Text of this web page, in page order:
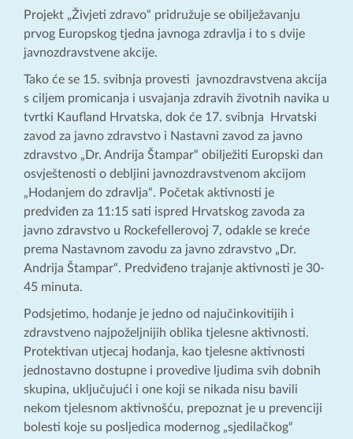
Projekt „Živjeti zdravo“ pridružuje se obilježavanju
prvog Europskog tjedna javnoga zdravlja i to s dvije
javnozdravstvene akcije.
Tako će se 15. svibnja provesti javnozdravstvena akcija
s ciljem promicanja i usvajanja zdravih životnih navika u
tvrtki Kaufland Hrvatska, dok će 17. svibnja Hrvatski
zavod za javno zdravstvo i Nastavni zavod za javno
zdravstvo „Dr. Andrija Štampar“ obilježiti Europski dan
osvještenosti o debljini javnozdravstvenom akcijom
„Hodanjem do zdravlja“. Početak aktivnosti je
predviđen za 11:15 sati ispred Hrvatskog zavoda za
javno zdravstvo u Rockefellerovoj 7, odakle se kreće
prema Nastavnom zavodu za javno zdravstvo „Dr.
Andrija Štampar“. Predviđeno trajanje aktivnosti je 30-
45 minuta.
Podsjetimo, hodanje je jedno od najučinkovitijih i
zdravstveno najpoželjnijih oblika tjelesne aktivnosti.
Protektivan utjecaj hodanja, kao tjelesne aktivnosti
jednostavno dostupne i provedive ljudima svih dobnih
skupina, uključujući i one koji se nikada nisu bavili
nekom tjelesnom aktivnošću, prepoznat je u prevenciji
bolesti koje su posljedica modernog „sjedilačkog“